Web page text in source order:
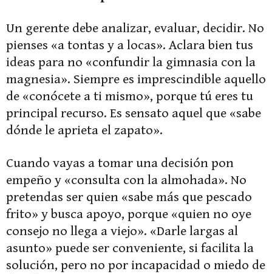
Un gerente debe analizar, evaluar, decidir. No
pienses «a tontas y a locas». Aclara bien tus
ideas para no «confundir la gimnasia con la
magnesia». Siempre es imprescindible aquello
de «conócete a ti mismo», porque tú eres tu
principal recurso. Es sensato aquel que «sabe
dónde le aprieta el zapato».
Cuando vayas a tomar una decisión pon
empeño y «consulta con la almohada». No
pretendas ser quien «sabe más que pescado
frito» y busca apoyo, porque «quien no oye
consejo no llega a viejo». «Darle largas al
asunto» puede ser conveniente, si facilita la
solución, pero no por incapacidad o miedo de